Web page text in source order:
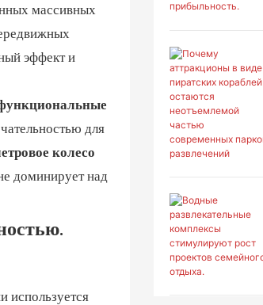
массивных
эффект и
для
колесо
доминирует над
используется